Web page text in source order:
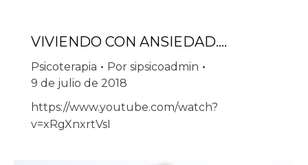
VIVIENDO CON ANSIEDAD….
Psicoterapia Por sipsicoadmin
9 de julio de 2018
https://www.youtube.com/watch?
v=xRgXnxrtVsI